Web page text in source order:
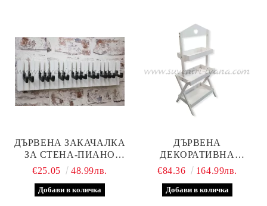
ДЪРВЕНА ЗАКАЧАЛКА
ЗА СТЕНА-ПИАНО
КЛАВИШИ
€25.05 48.99лв.
ДЪРВЕНА
ДЕКОРАТИВНА
ЕТАЖЕРКА С ТРИ
€84.36 164.99лв.